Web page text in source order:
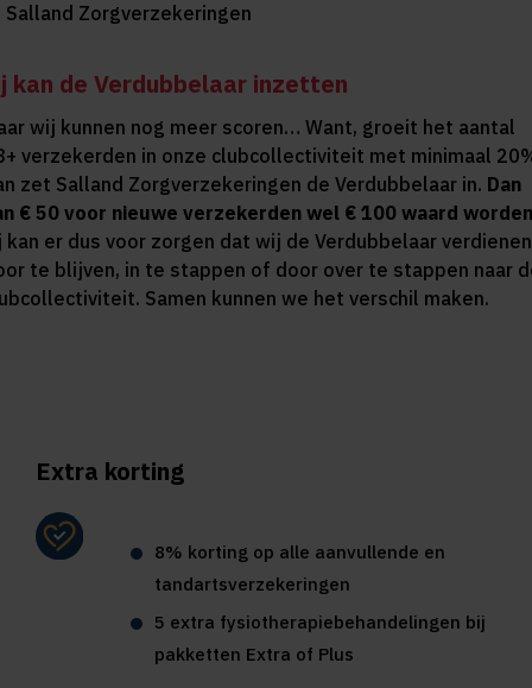
Salland Zorgverzekeringen
kan de Verdubbelaar inzetten
wij kunnen nog meer scoren… Want, groeit het aantal
verzekerden in onze clubcollectiviteit met minimaal
zet Salland Zorgverzekeringen de Verdubbelaar in. Dan
€ 50 voor nieuwe verzekerden wel € 100 waard
kan er dus voor zorgen dat wij de Verdubbelaar
te blijven, in te stappen of door over te stappen naar
Samen kunnen we het verschil maken.
Extra korting
8% korting op alle aanvullende en
tandartsverzekeringen
5 extra fysiotherapiebehandelingen bij
pakketten Extra of Plus